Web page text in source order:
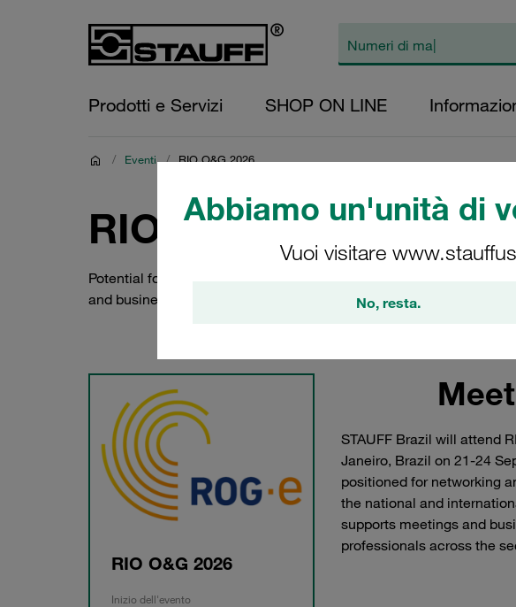
Abbiamo un'unità di
Vuoi visitare
No, resta.
Prodotti e Servizi SHOP ON LINE
/ Eventi / RIO O&G 2026
RIO O&G 2026
Potential for networking and knowledge dissemination with the
and business among hundreds of professionals
RIO O&G 2026
Inizio dell'evento
STAUFF Brazil will attend
Janeiro, Brazil on 21-24
positioned for networking
the national and
supports meetings and
professionals across the